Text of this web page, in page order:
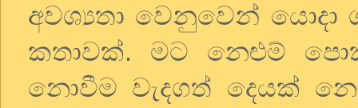
අවශ්‍යතා වෙනුවෙන් යොදා
කතාවක්. මට නෙළුම්
නොවීම වැදගත් දෙයක්